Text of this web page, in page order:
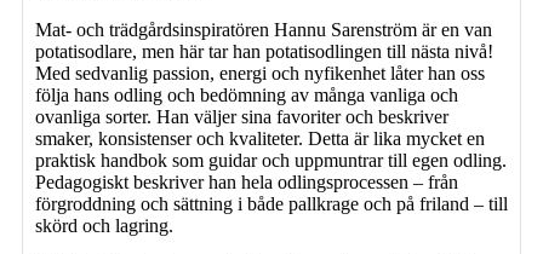
Mat- och trädgårdsinspiratören Hannu Sarenström är en van
potatisodlare, men här tar han potatisodlingen till nästa nivå!
Med sedvanlig passion, energi och nyfikenhet låter han oss
följa hans odling och bedömning av många vanliga och
ovanliga sorter. Han väljer sina favoriter och beskriver
smaker, konsistenser och kvaliteter. Detta är lika mycket en
praktisk handbok som guidar och uppmuntrar till egen odling.
Pedagogiskt beskriver han hela odlingsprocessen – från
förgroddning och sättning i både pallkrage och på friland – till
skörd och lagring.